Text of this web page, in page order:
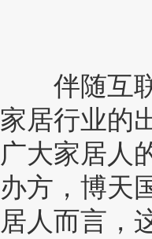
伴随互联
家居行业的
广大家居人
办方，博天
居人而言，